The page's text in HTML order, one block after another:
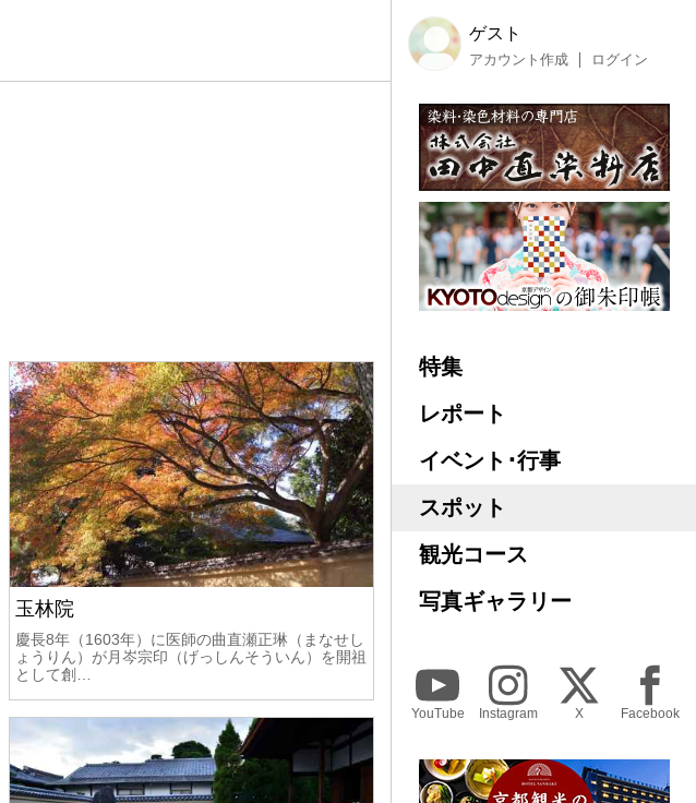
玉林院
慶長8年（1603年）に医師の曲直瀬正琳（まなせし
ょうりん）が月岑宗印（げっしんそういん）を開祖
として創…
ゲスト
アカウント作成 ログイン
特集
レポート
イベント･行事
スポット
観光コース
写真ギャラリー
YouTube Instagram X Facebook